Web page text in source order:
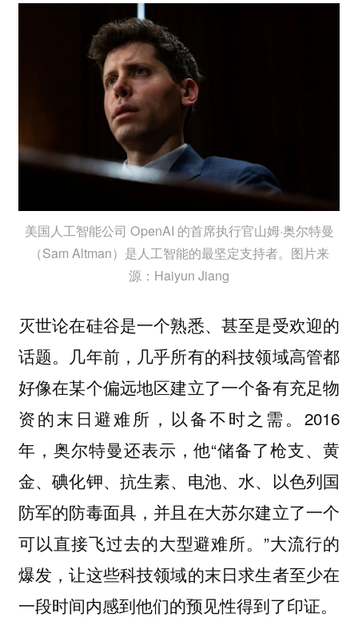
美国人工智能公司 OpenAI 的首席执行官山姆·奥尔特曼
（Sam Altman）是人工智能的最坚定支持者。图片来
源：Haiyun Jiang
灭世论在硅谷是一个熟悉、甚至是受欢迎的
话题。几年前，几乎所有的科技领域高管都
好像在某个偏远地区建立了一个备有充足物
资的末日避难所，以备不时之需。2016
年，奥尔特曼还表示，他“储备了枪支、黄
金、碘化钾、抗生素、电池、水、以色列国
防军的防毒面具，并且在大苏尔建立了一个
可以直接飞过去的大型避难所。”大流行的
爆发，让这些科技领域的末日求生者至少在
一段时间内感到他们的预见性得到了印证。